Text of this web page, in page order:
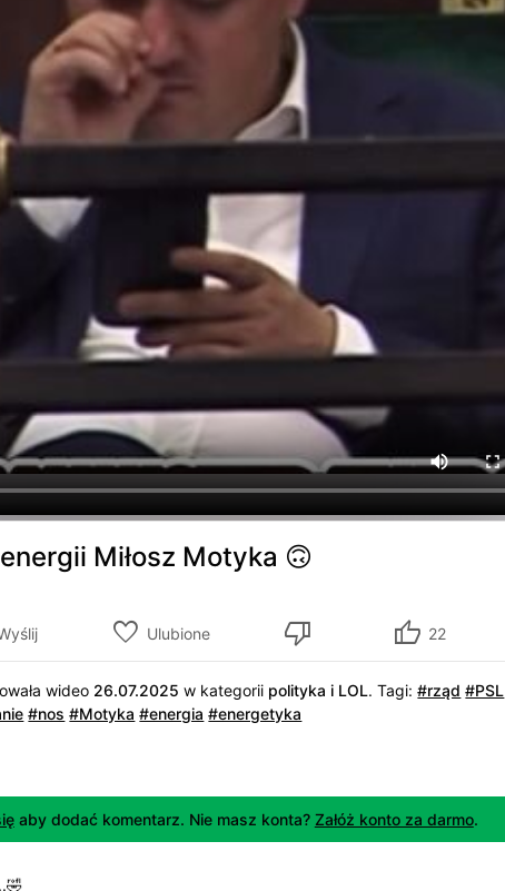
Miłosz Motyka 🙃
Ulubione 22
wideo 26.07.2025 w kategorii polityka i LOL.Tagi:#rząd #PSL
#nos #Motyka #energia #energetyka
aby dodać komentarz. Nie masz konta? Załóż konto za darmo.